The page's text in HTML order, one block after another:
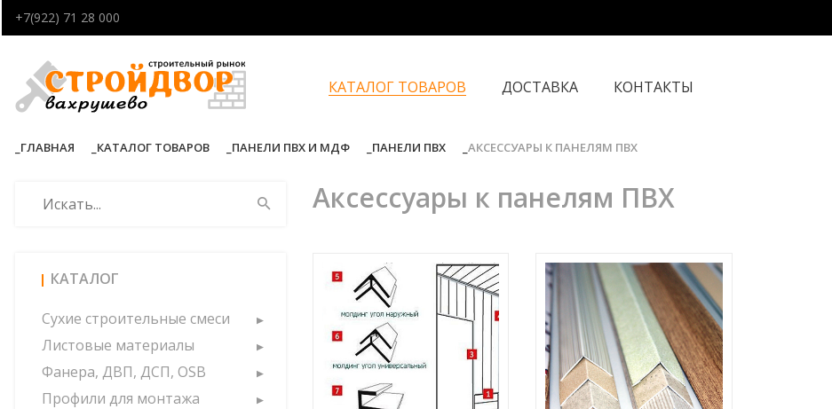
+7(922) 71 28 000
КАТАЛОГ ТОВАРОВ ДОСТАВКА КОНТАКТЫ
ГЛАВНАЯ КАТАЛОГ ТОВАРОВ ПАНЕЛИ ПВХ И МДФ ПАНЕЛИ ПВХ АКСЕССУАРЫ К ПАНЕЛЯМ ПВХ
КАТАЛОГ
Сухие строительные смеси
Листовые материалы
Фанера, ДВП, ДСП, OSB
Профили для монтажа
Аксессуары к панелям ПВХ